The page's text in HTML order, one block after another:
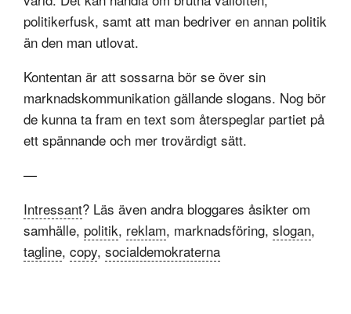
politikerfusk, samt att man bedriver en annan politik
än den man utlovat.
Kontentan är att sossarna bör se över sin
marknadskommunikation gällande slogans. Nog bör
de kunna ta fram en text som återspeglar partiet på
ett spännande och mer trovärdigt sätt.
—
Intressant? Läs även andra bloggares åsikter om
samhälle, politik, reklam, marknadsföring, slogan,
tagline, copy, socialdemokraterna